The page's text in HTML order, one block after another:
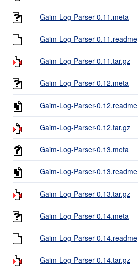
Gaim-Log-Parser-0.11.meta
Gaim-Log-Parser-0.11.readme
Gaim-Log-Parser-0.11.tar.gz
Gaim-Log-Parser-0.12.meta
Gaim-Log-Parser-0.12.readme
Gaim-Log-Parser-0.12.tar.gz
Gaim-Log-Parser-0.13.meta
Gaim-Log-Parser-0.13.readme
Gaim-Log-Parser-0.13.tar.gz
Gaim-Log-Parser-0.14.meta
Gaim-Log-Parser-0.14.readme
Gaim-Log-Parser-0.14.tar.gz